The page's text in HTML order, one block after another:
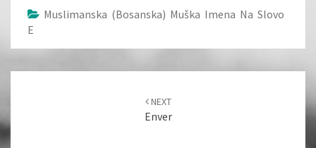
Muslimanska (bosanska) Muška Imena Na Slovo
E
NEXT
Enver